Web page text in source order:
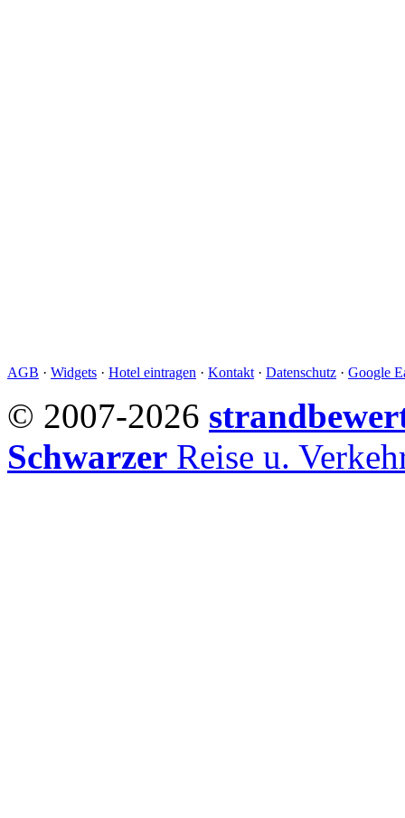
AGB · Widgets · Hotel eintragen · Kontakt · Datenschutz · Google
© 2007-2026
Schwarzer Reise u.